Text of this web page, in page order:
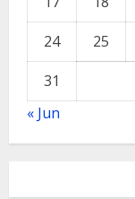
24
25
31
« Jun